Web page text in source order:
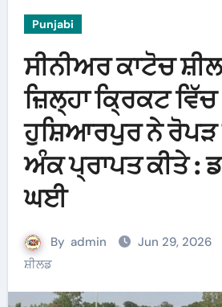
Punjabi
ਸੀਨੀਅਰ ਕਾਟੋਚ
ਜ਼ਿਲ੍ਹਾ ਕ੍ਰਿਕਟ ਵਿੱਚ
ਹੁਸ਼ਿਆਰਪੁਰ ਨੇ ਰੋਪੜ
ਅੰਕ ਪ੍ਰਾਪਤ ਕੀਤੇ :
ਘਈ
By admin Jun 29, 2026
ਸ਼ੀਲਡ